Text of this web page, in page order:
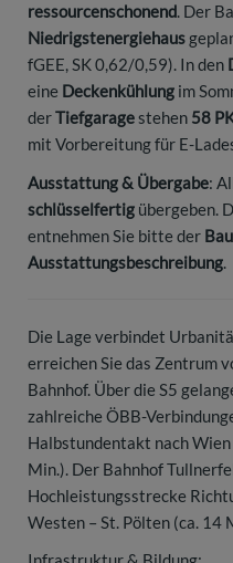
ressourcenschonend. Der
Niedrigstenergiehaus
fGEE, SK 0,62/0,59). In den
eine Deckenkühlung im
derTiefgaragestehen 58
mit Vorbereitung für E-
Ausstattung & Übergabe:
schlüsselfertig übergeben.
entnehmen Sie bitte der
Ausstattungsbeschreibung.
Die Lage verbindet
erreichen Sie das Zentrum
Bahnhof. Über die S5
zahlreiche ÖBB-
Halbstundentakt nach
Min.). Der Bahnhof
Hochleistungsstrecke
Westen – St. Pölten (ca. 14